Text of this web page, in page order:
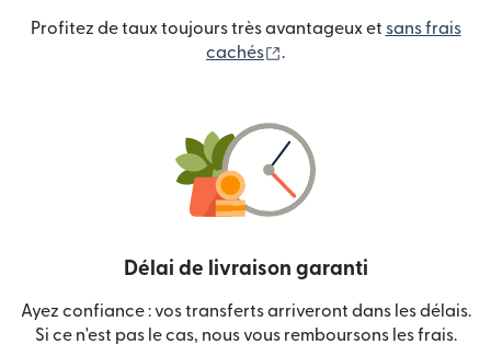
Profitez de taux toujours très avantageux et sans frais
cachés
.
Délai de livraison garanti
Ayez confiance : vos transferts arriveront dans les délais.
Si ce n'est pas le cas, nous vous remboursons les frais.